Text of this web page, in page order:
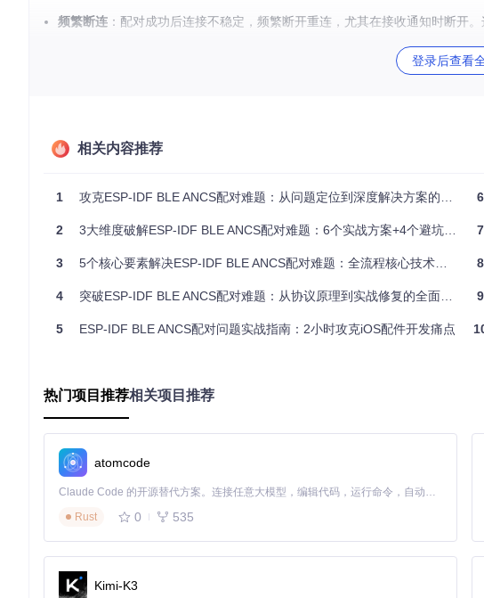
频繁断连 ：配对成功后连接不稳定，频繁断开重连，尤其在接收通知时断开
根据Espressif官方统计，ANCS相关问题占BLE开发咨询量的27%，其中83%
核心模块，以及复杂的安全协商机制。
GAP层负责设备发现、连接管理和安全设置，是ANCS配对的基础。其状态转换
图1：BLE GAP状态转换图，展示了设备从待机到连接的完整过程
从图中可以看到，ESP32作为ANCS设备通常工作在Advertiser（广播者）角色
播到连接建立的任何阶段：
广播阶段：ESP32未正确广播ANCS服务UUID，导致iOS无法识别其为
GATT层服务结构
ANCS服务基于GATT架构实现，其服务和特征值的正确声明是iOS识别并授权通
图2：BLE GATT架构图，展示了ANCS服务的层次结构
Notification Source：用于接收iOS推送的通知数据
Control Point：用于向iOS发送通知操作命令（如清除通知）
Data Source
登录后查看
相关内容推荐
1 攻克ESP-IDF BLE ANCS配对难题：从问题定位到深度解决方案的实战指南
2 3大维度破解ESP-IDF BLE ANCS配对难题：6个实战方案+4个避坑指南
3 5个核心要素解决ESP-IDF BLE ANCS配对难题：全流程核心技术攻关指南
4 突破ESP-IDF BLE ANCS配对难题：从协议原理到实战修复的全面解析方案
5 ESP-IDF BLE ANCS配对问题实战指南：2小时攻克iOS配件开发痛点
6
7
8
9
热门项目推荐相关项目推荐
atomcode
Claude Code 的开源替代方案。连接任意大模型，编辑代码，运行命令，自动验证 — 全自动执行。用 Rust 构建，极致性能。 ｜ An open-source alternative to Claude Code. Connect any LLM, edit code, run commands, and verify changes — autonomously. Built in Rust for speed. Get Started
Rust
0 535
Kimi-K3